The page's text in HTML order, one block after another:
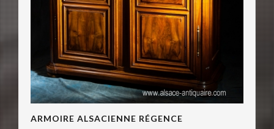
ARMOIRE ALSACIENNE RÉGENCE